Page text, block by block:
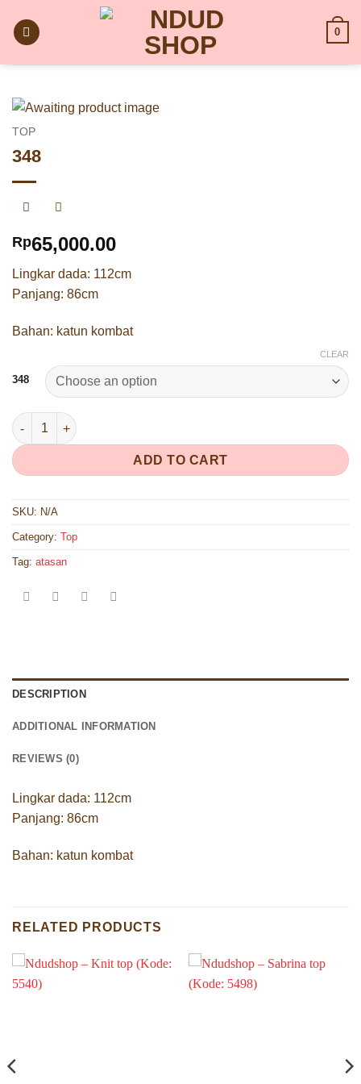
content
0
TOP
348
Rp65,000.00
Lingkar dada: 112cm
Panjang: 86cm
Bahan: katun kombat
348
CLEAR
348 quantity
ADD TO CART
SKU: N/A
Category: Top
Tag: atasan
DESCRIPTION
ADDITIONAL INFORMATION
REVIEWS (0)
Lingkar dada: 112cm
Panjang: 86cm
Bahan: katun kombat
RELATED PRODUCTS